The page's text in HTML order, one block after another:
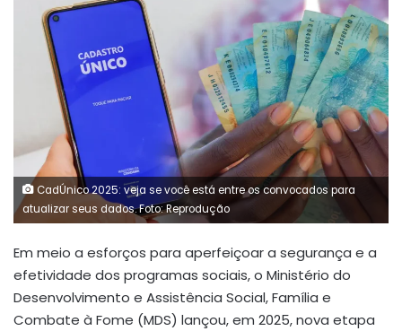
CadÚnico 2025: veja se você está entre os convocados para
atualizar seus dados. Foto: Reprodução
Em meio a esforços para aperfeiçoar a segurança e a
efetividade dos programas sociais, o Ministério do
Desenvolvimento e Assistência Social, Família e
Combate à Fome (MDS) lançou, em 2025, nova etapa